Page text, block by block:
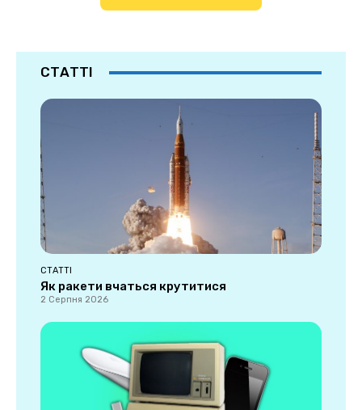
СТАТТІ
СТАТТІ
Як ракети вчаться крутитися
2 Серпня 2026